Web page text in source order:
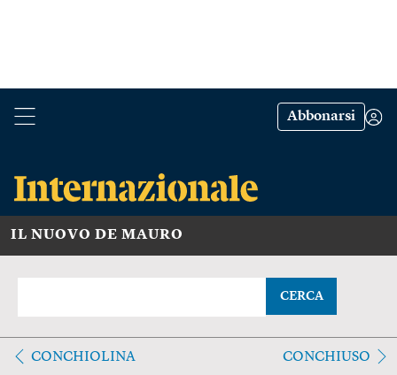
Abbonarsi
IL NUOVO DE MAURO
CERCA
CONCHIOLINA CONCHIUSO